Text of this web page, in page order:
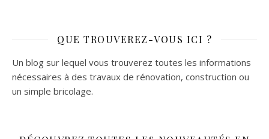
QUE TROUVEREZ-VOUS ICI ?
Un blog sur lequel vous trouverez toutes les informations
nécessaires à des travaux de rénovation, construction ou
un simple bricolage.